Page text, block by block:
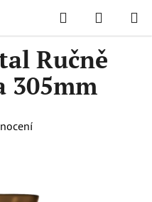
Hledat
KOŠÍK
Crystal Ručně broušená váza
Ručně
305mm